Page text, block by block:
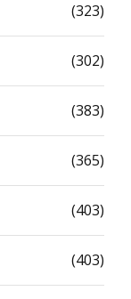
(323)
(302)
(383)
(365)
(403)
(403)